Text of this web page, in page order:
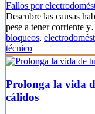
Fallos por
Descubre las causas
pese a tener corriente
bloqueos,
técnico
Prolonga la vida
cálidos